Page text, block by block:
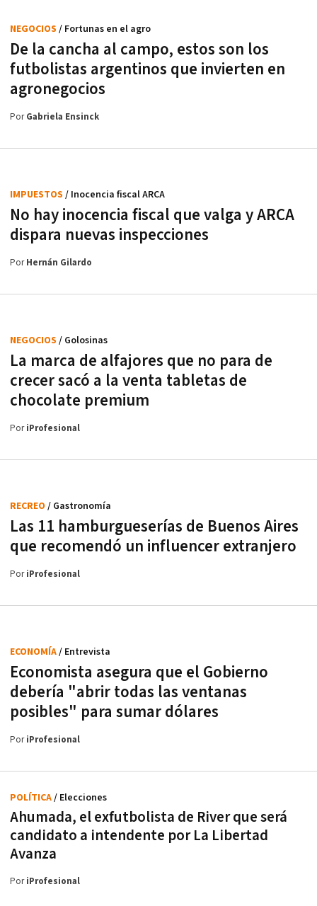
De la cancha al campo, estos son los
futbolistas argentinos que invierten en
agronegocios
NEGOCIOS / Fortunas en el agro
PorGabriela Ensinck
No hay inocencia fiscal que valga y ARCA
dispara nuevas inspecciones
IMPUESTOS / Inocencia fiscal ARCA
PorHernán Gilardo
La marca de alfajores que no para de
crecer sacó a la venta tabletas de
chocolate premium
NEGOCIOS / Golosinas
PoriProfesional
Las 11 hamburgueserías de Buenos Aires
que recomendó un influencer extranjero
RECREO / Gastronomía
PoriProfesional
Economista asegura que el Gobierno
debería "abrir todas las ventanas
posibles" para sumar dólares
ECONOMÍA/ Entrevista
PoriProfesional
Ahumada, el exfutbolista de River que será
candidato a intendente por La Libertad
Avanza
POLÍTICA/ Elecciones
PoriProfesional